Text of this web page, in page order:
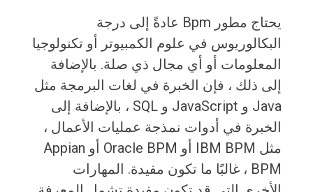
يحتاج مطور Bpm عادةً إلى درجة
البكالوريوس في علوم الكمبيوتر أو تكنولوجيا
المعلومات أو أي مجال ذي صلة. بالإضافة
إلى ذلك ، فإن الخبرة في لغات البرمجة مثل
Java و JavaScript و SQL ، بالإضافة إلى
الخبرة في أدوات نمذجة عمليات الأعمال ،
مثل IBM BPM أو Oracle BPM أو Appian
BPM ، غالبًا ما تكون مفيدة. المهارات